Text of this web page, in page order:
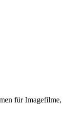
für Imagefilme,